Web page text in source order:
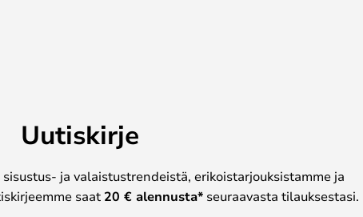
Uutiskirje
ja valaistustrendeistä, erikoistarjouksistamme ja
saat 20 € alennusta* seuraavasta tilauksestasi.